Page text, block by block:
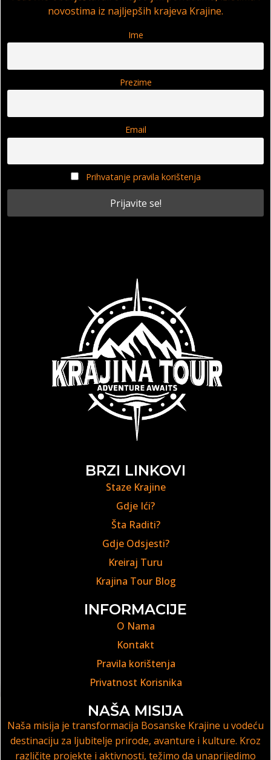
novostima iz najljepših krajeva Krajine.
Ime
Prezime
Email
Prihvatanje pravila korištenja
BRZI LINKOVI
Staze Krajine
Gdje Ići?
Šta Raditi?
Gdje Odsjesti?
Kreiraj Turu
Krajina Tour Blog
INFORMACIJE
O Nama
Kontakt
Pravila korištenja
Privatnost Korisnika
NAŠA MISIJA
Naša misija je transformacija Bosanske Krajine u vodeću
destinaciju za ljubitelje prirode, avanture i kulture. Kroz
različite projekte i aktivnosti, težimo da unaprijedimo